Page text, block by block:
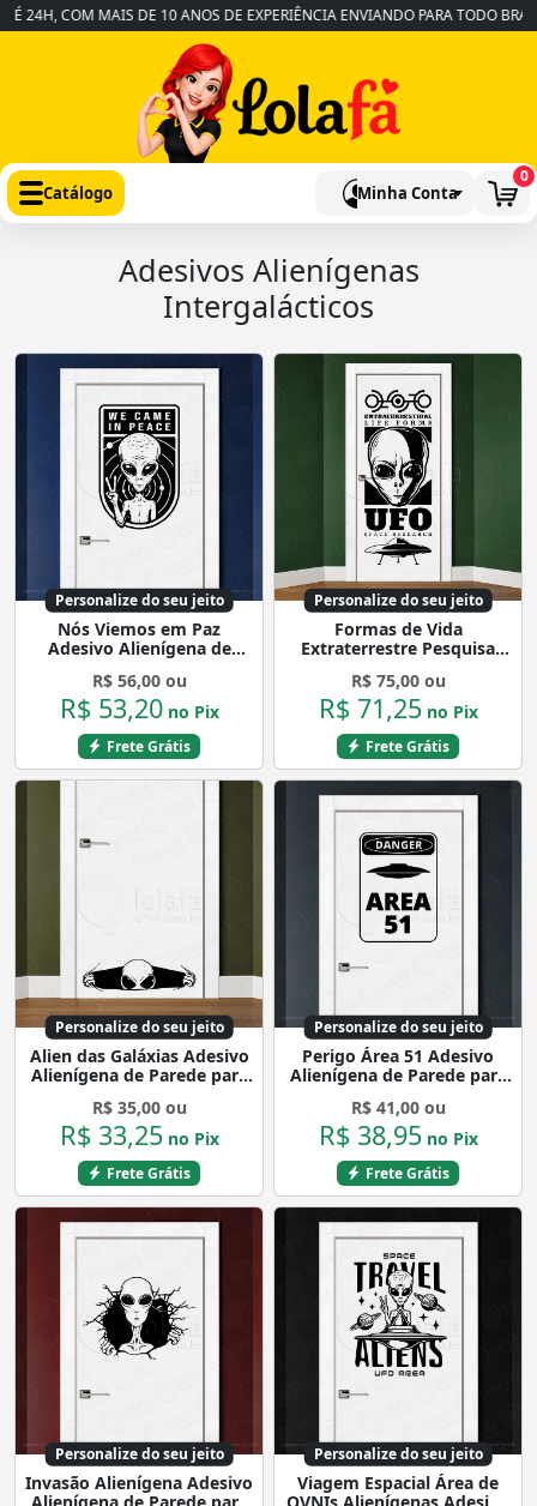
COM MAIS DE 10 ANOS DE EXPERIÊNCIA ENVIANDO PARA TODO BRASIL
Catálogo Minha Conta
0
Adesivos Alienígenas
Intergalácticos
Personalize do seu jeito
Nós Viemos em Paz
Adesivo Alienígena de
e Vidro Mod:218
R$ 56,00 ou
R$ 53,20 no Pix
Frete Grátis
Personalize do seu jeito
Formas de Vida
Extraterrestre Pesquisa
Alienígena de Parede para
Quarto, Porta e Vidro
Mod:103
R$ 75,00 ou
R$ 71,25 no Pix
Frete Grátis
Personalize do seu jeito
Alien das Galáxias Adesivo
Alienígena de Parede para
Mod:38
R$ 35,00 ou
R$ 33,25 no Pix
Frete Grátis
Personalize do seu jeito
Perigo Área 51 Adesivo
Alienígena de Parede para
Mod:330
R$ 41,00 ou
R$ 38,95 no Pix
Frete Grátis
Personalize do seu jeito
Invasão Alienígena Adesivo
Personalize do seu jeito
Viagem Espacial Área de